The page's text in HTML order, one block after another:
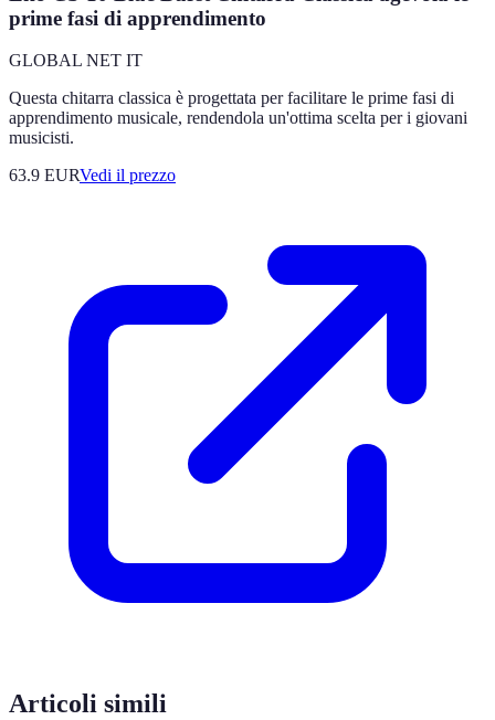
prime fasi di apprendimento
GLOBAL NET IT
Questa chitarra classica è progettata per facilitare le prime fasi di
apprendimento musicale, rendendola un'ottima scelta per i giovani
musicisti.
63.9 EURVedi il prezzo
Articoli simili